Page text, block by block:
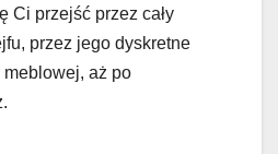
Ci przejść przez cały
przez jego dyskretne
aż po